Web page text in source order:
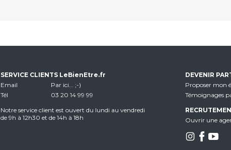
SERVICE CLIENTS LeBienEtre.fr
Email
Par ici... ;-)
Tél
03 20 14 99 99
Notre service client est ouvert du lundi au vendredi
de 9h à 12h30 et de 14h à 18h
DEVENIR
Proposer mon
Témoignages
Ouvrir une